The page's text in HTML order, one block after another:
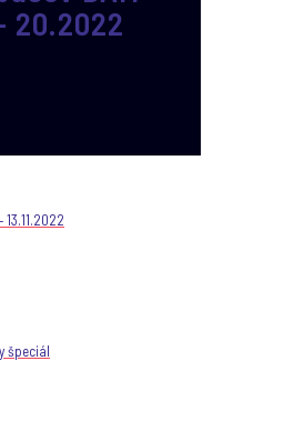
20.2022
špeciál